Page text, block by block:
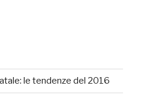
le tendenze del 2016